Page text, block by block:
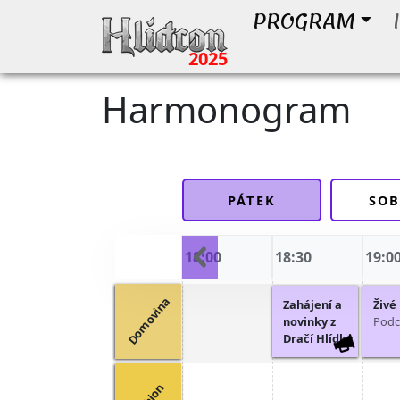
2025
PROGRAM
Harmonogram
PÁTEK
18:00 18:30
Domovina
Zahájení a
novinky z
Dračí Hlídky